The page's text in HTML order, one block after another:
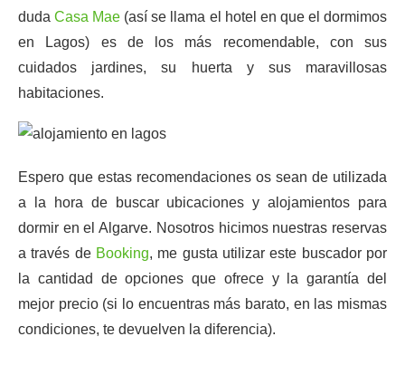
dudaCasa Mae (así se llama el hotel en que el dormimos
en Lagos) es de los más recomendable, con sus
cuidados jardines, su huerta y sus maravillosas
habitaciones.
Espero que estas recomendaciones os sean de utilizada
a la hora de buscar ubicaciones y alojamientos para
dormir en el Algarve. Nosotros hicimos nuestras reservas
a través de Booking, me gusta utilizar este buscador por
la cantidad de opciones que ofrece y la garantía del
mejor precio (si lo encuentras más barato, en las mismas
condiciones, te devuelven la diferencia).